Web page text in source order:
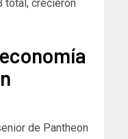
total, crecieron
de Pantheon